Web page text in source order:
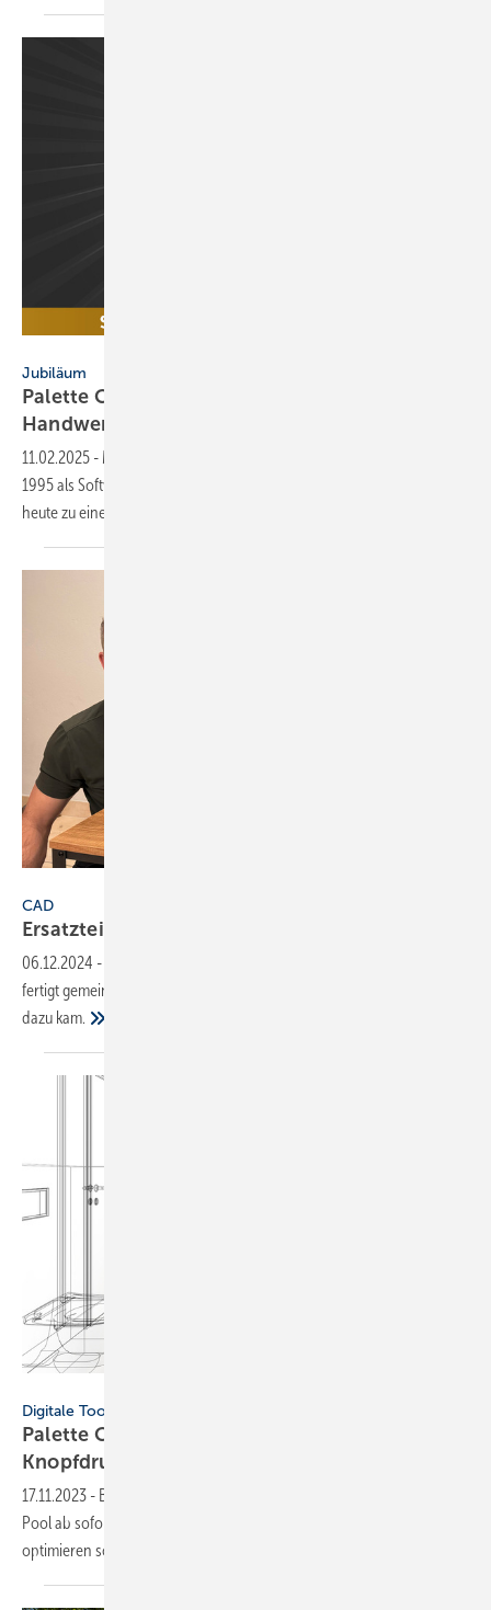
Jubiläum
Palette CAD: 30 Jahre Digitalisierung für das
Handwerk
11.02.2025 - Mit Palette CAD auf dem Weg in die digitale Zukunft: Was
1995 als Software für die Kachelofen-Konstruktion begann, hat sich
heute zu einer Lösung für den gesamten Innenausbau
CAD
Ersatzteile aus dem
06.12.2024 -
fertigt gemeinsam mit Sohn Philipp jetzt auch 3D-Ersatzteile an. Wie es
dazu kam.
Digitale Tools
Palette CAD: Badplanung mit Stammdaten auf
Knopfdruck
17.11.2023 - Badplaner rufen Stammdaten aus dem ZVSHK Open Data
Pool ab sofort direkt aus der Software von Palette CAD ab und
optimieren so ihren